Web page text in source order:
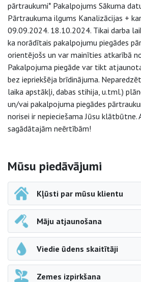
pārtraukumi* Pakalpojums Sākuma
Pārtraukuma ilgums Kanalizācijas +
09.09.2024. 18.10.2024. Tikai darba
ka norādītais pakalpojumu piegādes
orientējošs un var mainīties atkarībā
Pakalpojuma piegāde var tikt
bez iepriekšēja brīdinājuma.
laika apstākļi, dabas stihija, u.tml.)
un/vai pakalpojuma piegādes
norisei ir nepieciešama Jūsu klātbūtne.
sagādātajām neērtībām!
Sāna navigācija
Mūsu piedāvājumi
Kļūsti par mūsu klientu
Māju atjaunošana
Viedie ūdens skaitītāji
Zemes izpirkšana